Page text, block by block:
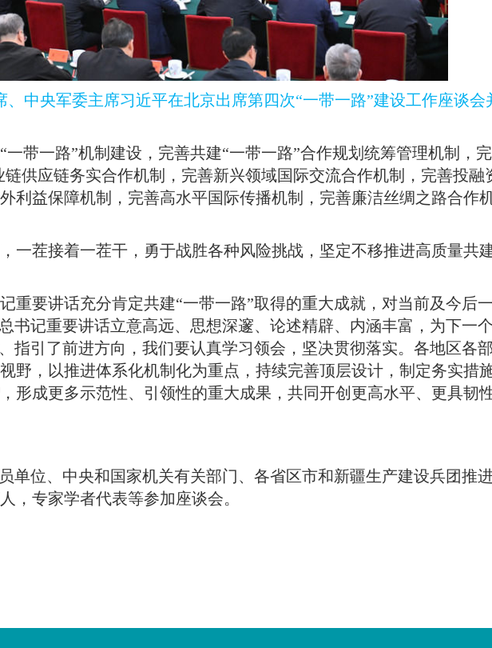
、中央军委主席习近平在北京出席第四次“一带一路”建设工作座谈会
带一路”机制建设，完善共建“一带一路”合作规划统筹管理机制，
供应链务实合作机制，完善新兴领域国际交流合作机制，完善投融
利益保障机制，完善高水平国际传播机制，完善廉洁丝绸之路合作
一茬接着一茬干，勇于战胜各种风险挑战，坚定不移推进高质量共
重要讲话充分肯定共建“一带一路”取得的重大成就，对当前及今后
总书记重要讲话立意高远、思想深邃、论述精辟、内涵丰富，为下一
指引了前进方向，我们要认真学习领会，坚决贯彻落实。 各地区各
野，以推进体系化机制化为重点，持续完善顶层设计，制定务实措
形成更多示范性、引领性的重大成果，共同开创更高水平、更具韧
单位、中央和国家机关有关部门、各省区市和新疆生产建设兵团推
，专家学者代表等参加座谈会。